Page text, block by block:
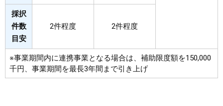
採択
件数
目安
2件程度 2件程度
※事業期間内に連携事業となる場合は、補助限度額を150,000
千円、事業期間を最長3年間まで引き上げ